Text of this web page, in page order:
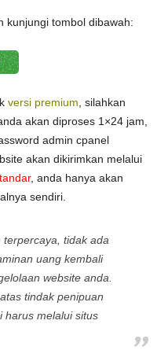
kunjungi tombol dibawah:
versi premium , silahkan
akan diproses 1×24 jam,
admin cpanel
akan dikirimkan melalui
, anda hanya akan
sendiri.
tidak ada
uang kembali
website anda.
tindak penipuan
harus melalui situs